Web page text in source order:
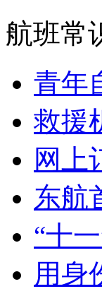
航班常
青年
救援
网上
东航
“十
用身